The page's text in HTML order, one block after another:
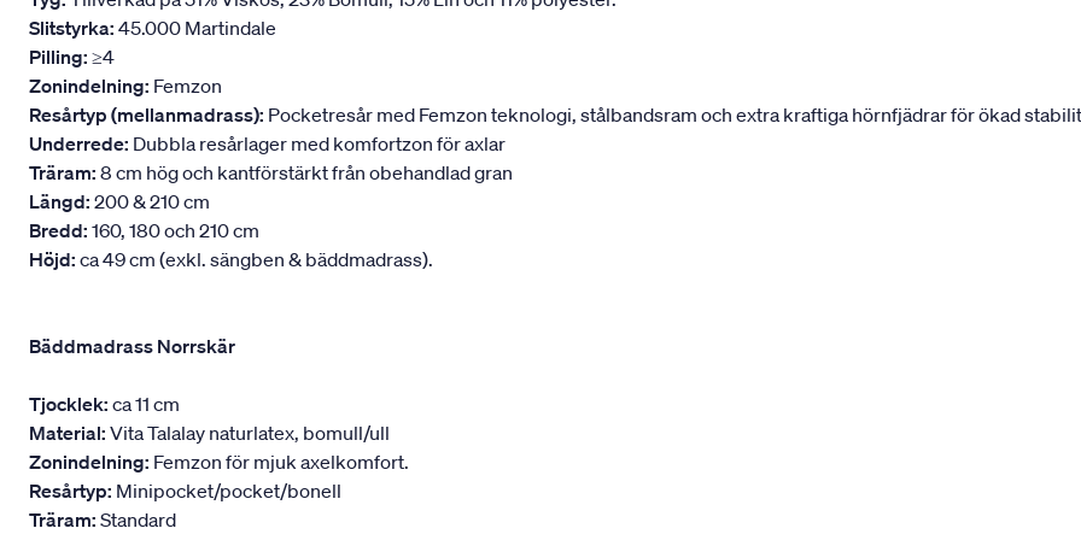
Slitstyrka: 45.000 Martindale
Pilling: ≥4
Zonindelning: Femzon
Resårtyp (mellanmadrass): Pocketresår med Femzon teknologi, stålbandsram och extra kraftiga hörnfjädrar för ökad
Underrede: Dubbla resårlager med komfortzon för axlar
Träram: 8 cm hög och kantförstärkt från obehandlad gran
Längd: 200 & 210 cm
Bredd: 160, 180 och 210 cm
Höjd: ca 49 cm (exkl. sängben & bäddmadrass).
Bäddmadrass Norrskär
Tjocklek: ca 11 cm
Material: Vita Talalay naturlatex, bomull/ull
Zonindelning: Femzon för mjuk axelkomfort.
Resårtyp: Minipocket/pocket/bonell
Träram: Standard